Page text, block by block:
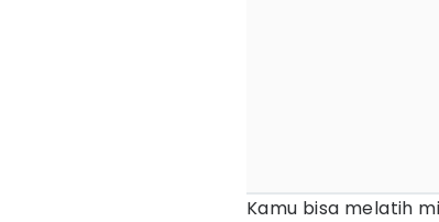
Kamu bisa melatih